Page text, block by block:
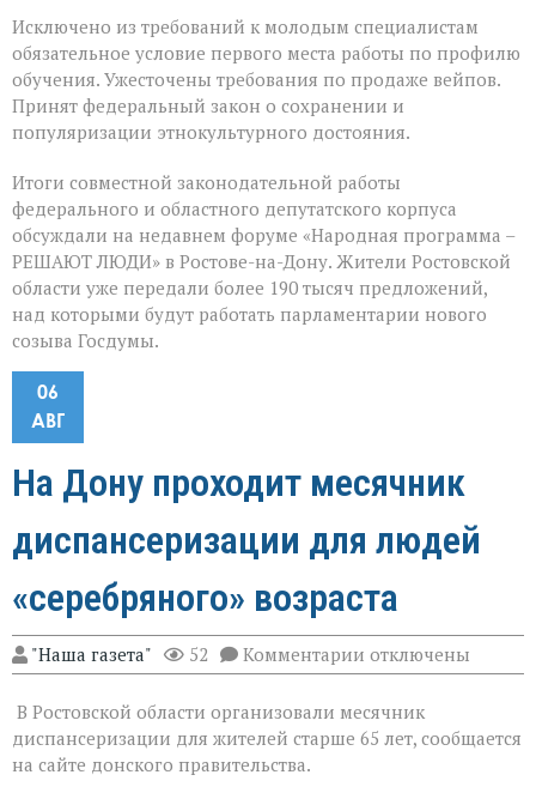
Исключено из требований к молодым специалистам
обязательное условие первого места работы по профилю
обучения. Ужесточены требования по продаже вейпов.
Принят федеральный закон о сохранении и
популяризации этнокультурного достояния.
Итоги совместной законодательной работы
федерального и областного депутатского корпуса
обсуждали на недавнем форуме «Народная программа –
РЕШАЮТ ЛЮДИ» в Ростове-на-Дону. Жители Ростовской
области уже передали более 190 тысяч предложений,
над которыми будут работать парламентарии нового
созыва Госдумы.
06
АВГ
На Дону проходит месячник
диспансеризации для людей
«серебряного» возраста
"Наша газета" 52 Комментарии к
записи
Дону
проходит
месячник
отключены
В Ростовской области организовали месячник
диспансеризации для жителей старше 65 лет, сообщается
на сайте донского правительства.